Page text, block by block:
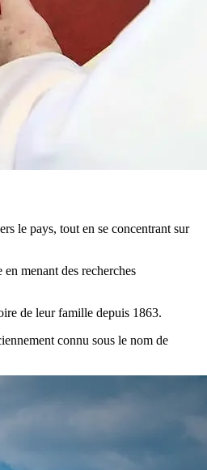
le pays, tout en se concentrant sur
menant des recherches
de leur famille depuis 1863.
connu sous le nom de